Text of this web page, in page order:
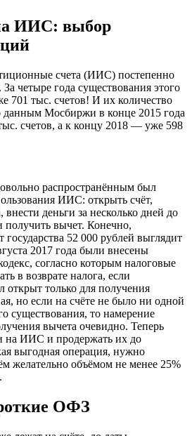
ИИС: выбор
счета (ИИС) постепенно
четыре года существования этого
701 тыс. счетов! И их количество
данным Мосбиржи в конце 2015 года
счетов, а к концу 2018 — уже 598
распространённым был
ИИС: открыть счёт,
внести деньги за несколько дней до
получить вычет. Конечно,
государства 52 000 рублей выглядит
2017 года были внесены
согласно которым налоговые
в возврате налога, если
открыт только для получения
но если на счёте не было ни одной
существования, то намерение
вычета очевидно. Теперь
на ИИС и продержать их до
выгодная операция, нужно
желательно объёмом не менее 25%
ОФЗ